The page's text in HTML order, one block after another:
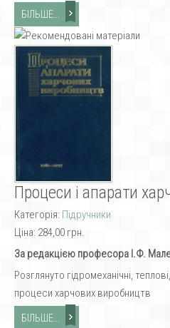
БІЛЬШЕ...
Процеси і апарати
Категорія: Підручники
Ціна: 284,00 грн.
За редакцією професора І.Ф.
Розглянуто гідромеханічні,
процеси харчових виробництв
БІЛЬШЕ...